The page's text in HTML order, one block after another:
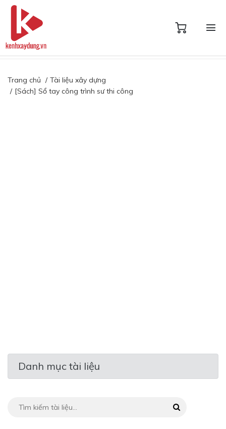
Trang chủ
Tài liệu xây dựng
[Sách] Sổ tay công trình sư thi công
Danh mục tài liệu